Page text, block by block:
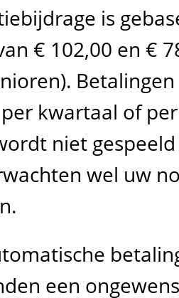
is
€ 102,00 en €
kwartaal of
niet
wel uw
een